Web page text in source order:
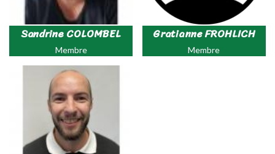
Sandrine COLOMBEL
Membre
Gratianne FROHLICH
Membre